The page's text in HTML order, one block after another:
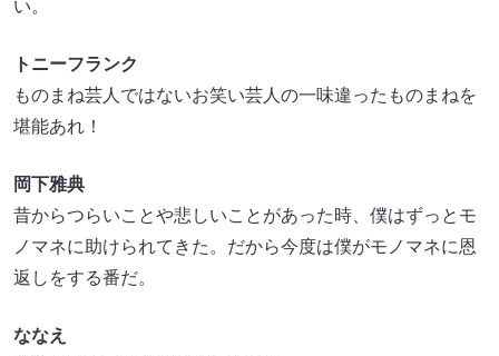
い。
トニーフランク
ものまね芸人ではないお笑い芸人の一味違ったものまねを
堪能あれ！
岡下雅典
昔からつらいことや悲しいことがあった時、僕はずっとモ
ノマネに助けられてきた。だから今度は僕がモノマネに恩
返しをする番だ。
ななえ